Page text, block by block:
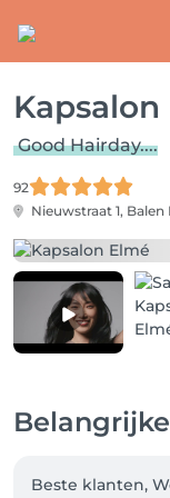
Kapsalon
Good Hairday....
92
Nieuwstraat 1, Balen
Beste klanten,